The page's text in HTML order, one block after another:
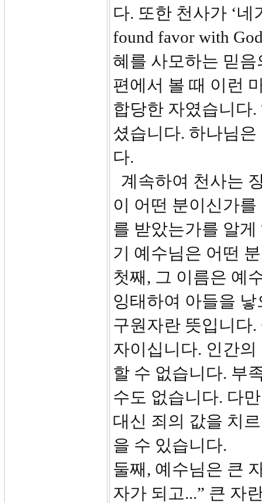
다. 또한 천사가 ‘
found favor with
혜를 사모하는 믿
편에서 볼 때 이런
합당한 자였습니다
셨습니다. 하나님
다.
계속하여 천사는
이 어떤 분이신가
를 받았는가를 알
기 예수님은 어떤
첫째, 그 이름은 예
잉태하여 아들을
구원자란 뜻입니다
자이십니다. 인간
할 수 없습니다. 부
수도 없습니다. 다
대신 죄의 값을 치
을 수 있습니다.
둘째, 예수님은 큰
자가 되고...” 큰 자